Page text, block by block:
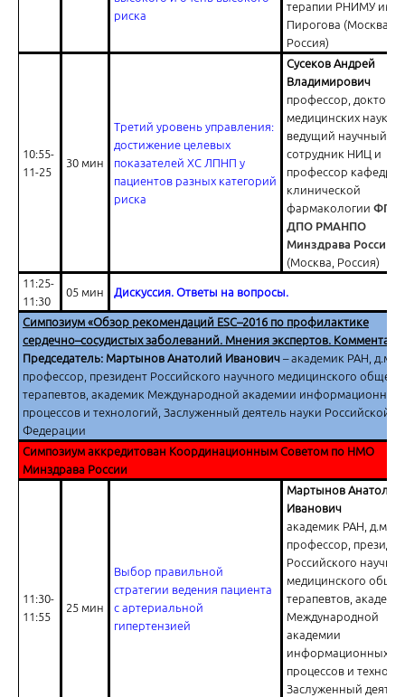
Ответы на вопросы
Антибиотикорезистентность в России: мифы и реальность
Ответы на вопросы
Ретромбозы после стентирования у пациентов с острым
риска
терапии РНИМУ им.
Пирогова (Москва,
Россия)
10:55-
11-25
30 мин
Третий уровень управления:
достижение целевых
показателей ХС ЛПНП у
пациентов разных категорий
риска
Сусеков Андрей
Владимирович
профессор, доктор
медицинских наук,
ведущий научный
сотрудник НИЦ и
профессор кафедры
клинической
фармакологии
ДПО РМАНПО
Минздрава России
(Москва, Россия)
11:25-
11:30
05 мин Дискуссия. Ответы на вопросы.
Симпозиум «Обзор рекомендаций ESC–2016 по профилактике
сердечно–сосудистых заболеваний. Мнения экспертов.
Председатель: Мартынов Анатолий Иванович – академик РАН,
профессор, президент Российского научного медицинского
терапевтов, академик Международной академии информационных
процессов и технологий, Заслуженный деятель науки Российской
Федерации
Симпозиум аккредитован Координационным Советом по НМО
Минздрава России
11:30-
11:55
25 мин
Выбор правильной
стратегии ведения пациента
с артериальной
гипертензией
Мартынов Анатолий
Иванович
академик РАН, д.м.н.,
профессор,
Российского
медицинского
терапевтов,
Международной
академии
информационных
процессов и
Заслуженный